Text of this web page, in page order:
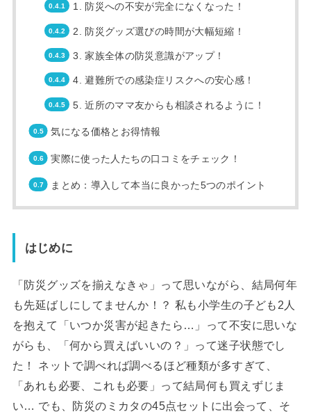
1. 防災への不安が完全になくなった！
2. 防災グッズ選びの時間が大幅短縮！
3. 家族全体の防災意識がアップ！
4. 避難所での感染症リスクへの安心感！
5. 近所のママ友からも相談されるように！
気になる価格とお得情報
実際に使った人たちの口コミをチェック！
まとめ：導入して本当に良かった5つのポイント
はじめに
「防災グッズを揃えなきゃ」って思いながら、結局何年
も先延ばしにしてませんか！？ 私も小学生の子ども2人
を抱えて「いつか災害が起きたら…」って不安に思いな
がらも、「何から買えばいいの？」って迷子状態でし
た！ ネットで調べれば調べるほど種類が多すぎて、
「あれも必要、これも必要」って結局何も買えずじま
い… でも、防災のミカタの45点セットに出会って、そ